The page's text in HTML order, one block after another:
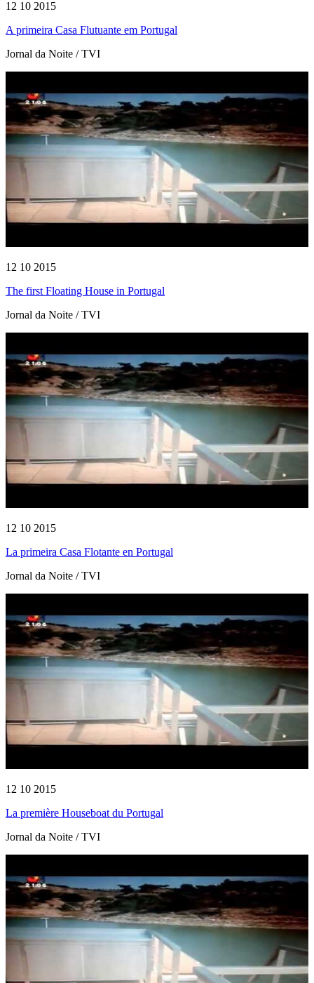
12 10 2015
A primeira Casa Flutuante em Portugal
Jornal da Noite / TVI
12 10 2015
The first Floating House in Portugal
Jornal da Noite / TVI
12 10 2015
La primeira Casa Flotante en Portugal
Jornal da Noite / TVI
12 10 2015
La première Houseboat du Portugal
Jornal da Noite / TVI